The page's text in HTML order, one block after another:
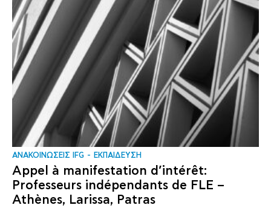
ΑΝΑΚΟΙΝΩΣΕΙΣ IFG ΕΚΠΑΙΔΕΥΣΗ
Appel à manifestation d’intérêt:
Professeurs indépendants de FLE –
Athènes, Larissa, Patras